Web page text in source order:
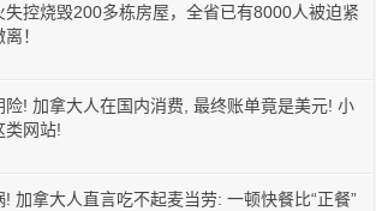
失控烧毁200多栋房屋，全省已有8000人被迫紧
！
险! 加拿大人在国内消费, 最终账单竟是美元! 小
类网站!
! 加拿大人直言吃不起麦当劳: 一顿快餐比“正餐”